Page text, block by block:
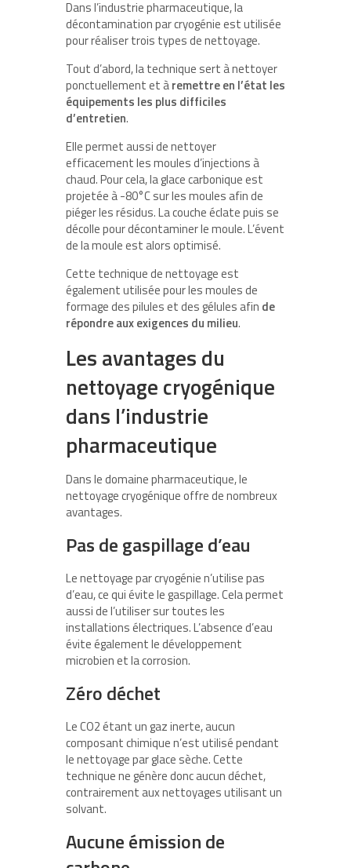
Dans l’industrie pharmaceutique, la
décontamination par cryogénie est utilisée
pour réaliser trois types de nettoyage.
Tout d’abord, la technique sert à nettoyer
ponctuellement et àremettre en l’état les
équipements les plus difficiles
d’entretien.
Elle permet aussi de nettoyer
efficacement les moules d’injections à
chaud. Pour cela, la glace carbonique est
projetée à -80°C sur les moules afin de
piéger les résidus. La couche éclate puis se
décolle pour décontaminer le moule. L’évent
de la moule est alors optimisé.
Cette technique de nettoyage est
également utilisée pour les moules de
formage des pilules et des gélules afin de
répondre aux exigences du milieu.
Les avantages du
nettoyage cryogénique
dans l’industrie
pharmaceutique
Dans le domaine pharmaceutique, le
nettoyage cryogénique offre de nombreux
avantages.
Pas de gaspillage d’eau
Le nettoyage par cryogénie n’utilise pas
d’eau, ce qui évite le gaspillage. Cela permet
aussi de l’utiliser sur toutes les
installations électriques. L’absence d’eau
évite également le développement
microbien et la corrosion.
Zéro déchet
Le CO2 étant un gaz inerte, aucun
composant chimique n’est utilisé pendant
le nettoyage par glace sèche. Cette
technique ne génère donc aucun déchet,
contrairement aux nettoyages utilisant un
solvant.
Aucune émission de